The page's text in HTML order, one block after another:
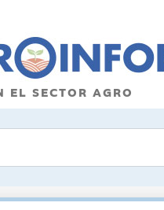
EL SECTOR AGRO